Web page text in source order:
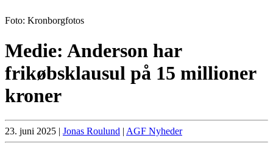
Foto: Kronborgfotos
Medie: Anderson har
frikøbsklausul på 15 millioner
kroner
23. juni 2025 | Jonas Roulund | AGF Nyheder